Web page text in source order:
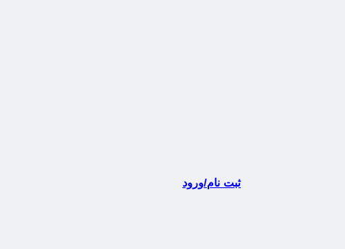
ثبت نام/ورود